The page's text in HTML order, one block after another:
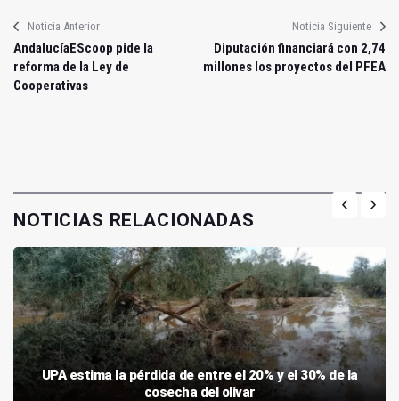
Noticia Anterior
AndalucíaEScoop pide la
reforma de la Ley de
Cooperativas
Noticia Siguiente
Diputación financiará con 2,74
millones los proyectos del PFEA
NOTICIAS RELACIONADAS
UPA estima la pérdida de entre el 20% y el 30% de la
cosecha del olivar